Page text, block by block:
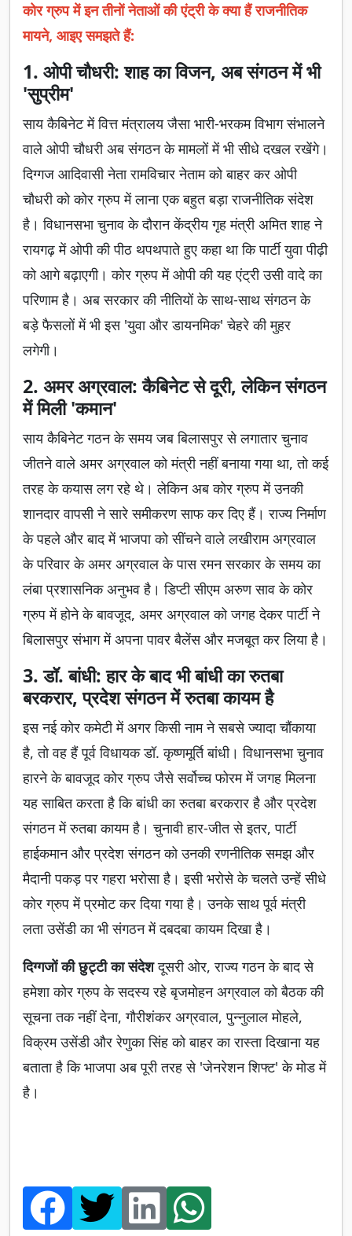
कोर ग्रुप में इन तीनों नेताओं की एंट्री के क्या हैं राजनीतिक
मायने, आइए समझते हैं:
1. ओपी चौधरी: शाह का विजन, अब संगठन में भी
'सुप्रीम'
साय कैबिनेट में वित्त मंत्रालय जैसा भारी-भरकम विभाग संभालने
वाले ओपी चौधरी अब संगठन के मामलों में भी सीधे दखल रखेंगे।
दिग्गज आदिवासी नेता रामविचार नेताम को बाहर कर ओपी
चौधरी को कोर ग्रुप में लाना एक बहुत बड़ा राजनीतिक संदेश
है। विधानसभा चुनाव के दौरान केंद्रीय गृह मंत्री अमित शाह ने
रायगढ़ में ओपी की पीठ थपथपाते हुए कहा था कि पार्टी युवा पीढ़ी
को आगे बढ़ाएगी। कोर ग्रुप में ओपी की यह एंट्री उसी वादे का
परिणाम है। अब सरकार की नीतियों के साथ-साथ संगठन के
बड़े फैसलों में भी इस 'युवा और डायनमिक' चेहरे की मुहर
लगेगी।
2. अमर अग्रवाल: कैबिनेट से दूरी, लेकिन संगठन
में मिली 'कमान'
साय कैबिनेट गठन के समय जब बिलासपुर से लगातार चुनाव
जीतने वाले अमर अग्रवाल को मंत्री नहीं बनाया गया था, तो कई
तरह के कयास लग रहे थे। लेकिन अब कोर ग्रुप में उनकी
शानदार वापसी ने सारे समीकरण साफ कर दिए हैं। राज्य निर्माण
के पहले और बाद में भाजपा को सींचने वाले लखीराम अग्रवाल
के परिवार के अमर अग्रवाल के पास रमन सरकार के समय का
लंबा प्रशासनिक अनुभव है। डिप्टी सीएम अरुण साव के कोर
ग्रुप में होने के बावजूद, अमर अग्रवाल को जगह देकर पार्टी ने
बिलासपुर संभाग में अपना पावर बैलेंस और मजबूत कर लिया है।
3. डॉ. बांधी: हार के बाद भी बांधी का रुतबा
बरकरार, प्रदेश संगठन में रुतबा कायम है
इस नई कोर कमेटी में अगर किसी नाम ने सबसे ज्यादा चौंकाया
है, तो वह हैं पूर्व विधायक डॉ. कृष्णमूर्ति बांधी। विधानसभा चुनाव
हारने के बावजूद कोर ग्रुप जैसे सर्वोच्च फोरम में जगह मिलना
यह साबित करता है कि बांधी का रुतबा बरकरार है और प्रदेश
संगठन में रुतबा कायम है। चुनावी हार-जीत से इतर, पार्टी
हाईकमान और प्रदेश संगठन को उनकी रणनीतिक समझ और
मैदानी पकड़ पर गहरा भरोसा है। इसी भरोसे के चलते उन्हें सीधे
कोर ग्रुप में प्रमोट कर दिया गया है। उनके साथ पूर्व मंत्री
लता उसेंडी का भी संगठन में दबदबा कायम दिखा है।
दिग्गजों की छुट्टी का संदेशदूसरी ओर, राज्य गठन के बाद से
हमेशा कोर ग्रुप के सदस्य रहे बृजमोहन अग्रवाल को बैठक की
सूचना तक नहीं देना, गौरीशंकर अग्रवाल, पुन्नुलाल मोहले,
विक्रम उसेंडी और रेणुका सिंह को बाहर का रास्ता दिखाना यह
बताता है कि भाजपा अब पूरी तरह से 'जेनरेशन शिफ्ट' के मोड में
है।